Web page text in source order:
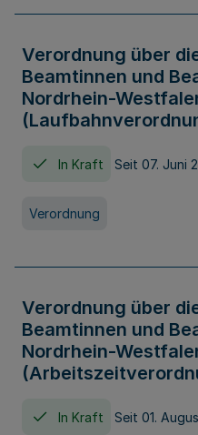
Verordnung über
Beamtinnen und
Nordrhein-
In Kraft Seit 07. Juni
Verordnung
Verordnung über
Beamtinnen und
Nordrhein-
In Kraft Seit 01.